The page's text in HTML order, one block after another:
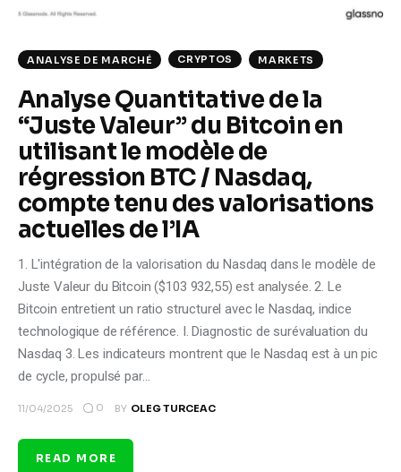
ANALYSE DE MARCHÉ CRYPTOS MARKETS
Analyse Quantitative de la
“Juste Valeur” du Bitcoin en
utilisant le modèle de
régression BTC / Nasdaq,
compte tenu des valorisations
actuelles de l’IA
1. L'intégration de la valorisation du Nasdaq dans le modèle de
Juste Valeur du Bitcoin ($103 932,55) est analysée. 2. Le
Bitcoin entretient un ratio structurel avec le Nasdaq, indice
technologique de référence. I. Diagnostic de surévaluation du
Nasdaq 3. Les indicateurs montrent que le Nasdaq est à un pic
de cycle, propulsé par…
11/04/2025 0 BY OLEG TURCEAC
READ MORE